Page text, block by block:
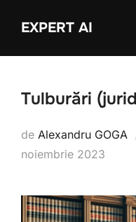
EXPERT AI
Tulburări
de Alexandru GOGA
noiembrie 2023